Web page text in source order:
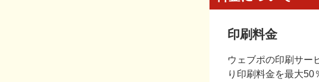
印刷料金
ウェブポの印刷サー
り印刷料金を最大50